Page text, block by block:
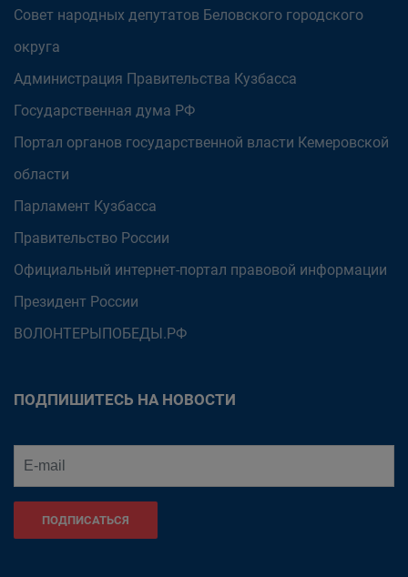
Совет народных депутатов Беловского городского
округа
Администрация Правительства Кузбасса
Государственная дума РФ
Портал органов государственной власти Кемеровской
области
Парламент Кузбасса
Правительство России
Официальный интернет-портал правовой информации
Президент России
ВОЛОНТЕРЫПОБЕДЫ.РФ
ПОДПИШИТЕСЬ НА НОВОСТИ
ПОДПИСАТЬСЯ